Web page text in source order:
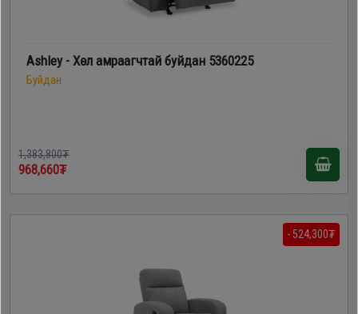
Ashley - Хөл амраагчтай буйдан 5360225
Буйдан
1,383,800₮
968,660₮
- 524,300₮